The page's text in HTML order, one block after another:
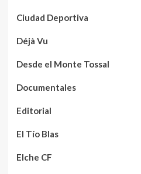
Ciudad Deportiva
Déjà Vu
Desde el Monte Tossal
Documentales
Editorial
El Tío Blas
Elche CF